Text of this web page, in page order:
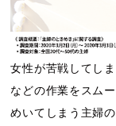
女性が苦戦してし
などの作業をスム
めいてしまう主婦